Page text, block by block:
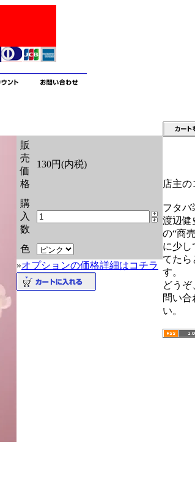
販
売
価
格
130円(内税)
購
入
数
色
»オプションの価格詳細はコチラ
店主の
フタ
渡辺健
の“商
に少し
てたら
す。
どうぞ
問い合
い。